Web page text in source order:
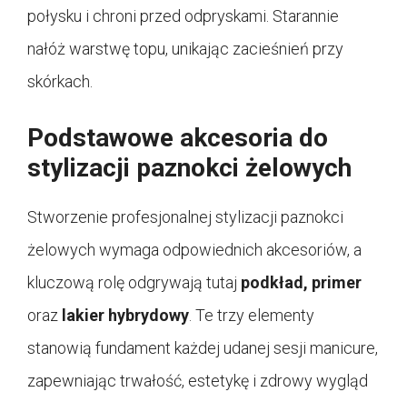
połysku i chroni przed odpryskami. Starannie
nałóż warstwę topu, unikając zacieśnień przy
skórkach.
Podstawowe akcesoria do
stylizacji paznokci żelowych
Stworzenie profesjonalnej stylizacji paznokci
żelowych wymaga odpowiednich akcesoriów, a
kluczową rolę odgrywają tutaj podkład, primer
oraz lakier hybrydowy . Te trzy elementy
stanowią fundament każdej udanej sesji manicure,
zapewniając trwałość, estetykę i zdrowy wygląd